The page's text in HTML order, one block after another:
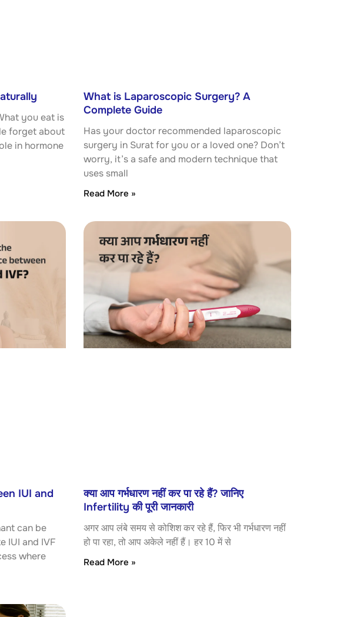
you eat is
forget about
in hormone
What is Laparoscopic Surgery? A
Complete Guide
Has your doctor recommended laparoscopic
surgery in Surat for you or a loved one? Don’t
worry, it’s a safe and modern technique that
uses small
Read More »
IUI and
can be
IUI and IVF
where
क्या आप गर्भधारण नहीं कर पा रहे हैं? जानिए
Infertility की पूरी जानकारी
अगर आप लंबे समय से कोशिश कर रहे हैं, फिर भी गर्भधारण नहीं
हो पा रहा, तो आप अकेले नहीं हैं। हर 10 में से
Read More »